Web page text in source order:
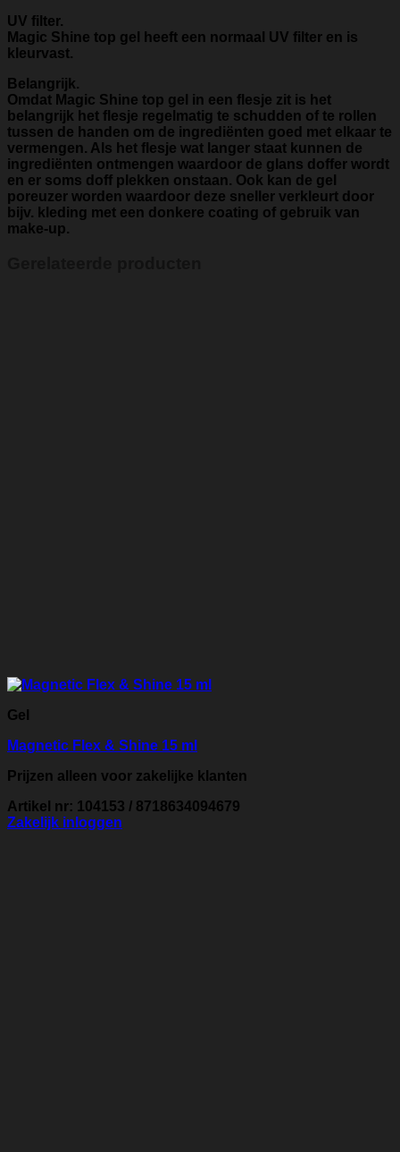
UV filter.
Magic Shine top gel heeft een normaal UV filter en is
kleurvast.
Belangrijk.
Omdat Magic Shine top gel in een flesje zit is het
belangrijk het flesje regelmatig te schudden of te rollen
tussen de handen om de ingrediënten goed met elkaar te
vermengen. Als het flesje wat langer staat kunnen de
ingrediënten ontmengen waardoor de glans doffer wordt
en er soms doff plekken onstaan. Ook kan de gel
poreuzer worden waardoor deze sneller verkleurt door
bijv. kleding met een donkere coating of gebruik van
make-up.
Gel
Magnetic Flex & Shine 15 ml
Prijzen alleen voor zakelijke klanten
Artikel nr: 104153 / 8718634094679
Zakelijk inloggen